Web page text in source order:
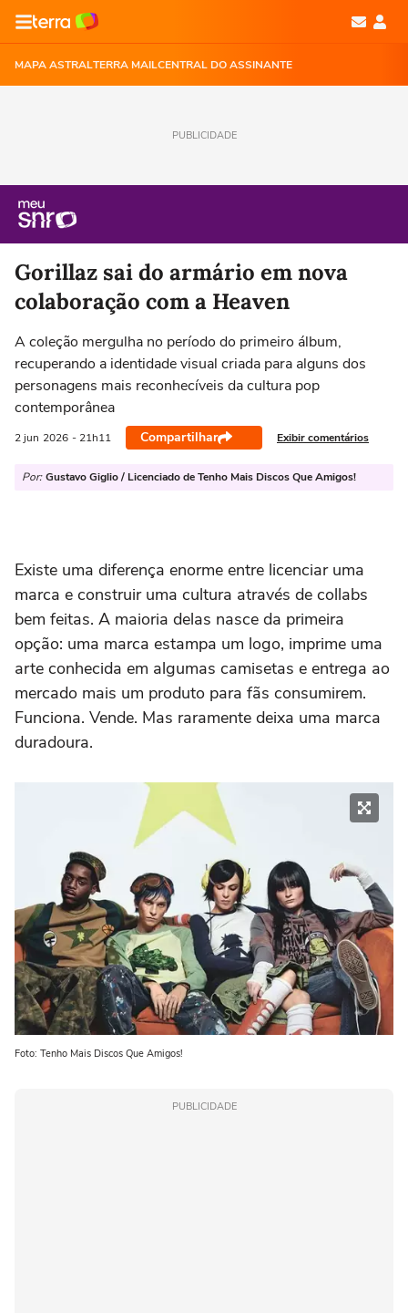
MAPA ASTRALTERRA MAILCENTRAL DO ASSINANTE
PUBLICIDADE
Gorillaz sai do armário em nova
colaboração com a Heaven
A coleção mergulha no período do primeiro álbum,
recuperando a identidade visual criada para alguns dos
personagens mais reconhecíveis da cultura pop
contemporânea
2 jun 2026 - 21h11 Compartilhar Exibir comentários
Por: Gustavo Giglio / Licenciado de Tenho Mais Discos Que Amigos!
Existe uma diferença enorme entre licenciar uma
marca e construir uma cultura através de collabs
bem feitas. A maioria delas nasce da primeira
opção: uma marca estampa um logo, imprime uma
arte conhecida em algumas camisetas e entrega ao
mercado mais um produto para fãs consumirem.
Funciona. Vende. Mas raramente deixa uma marca
duradoura.
Foto: Tenho Mais Discos Que Amigos!
PUBLICIDADE